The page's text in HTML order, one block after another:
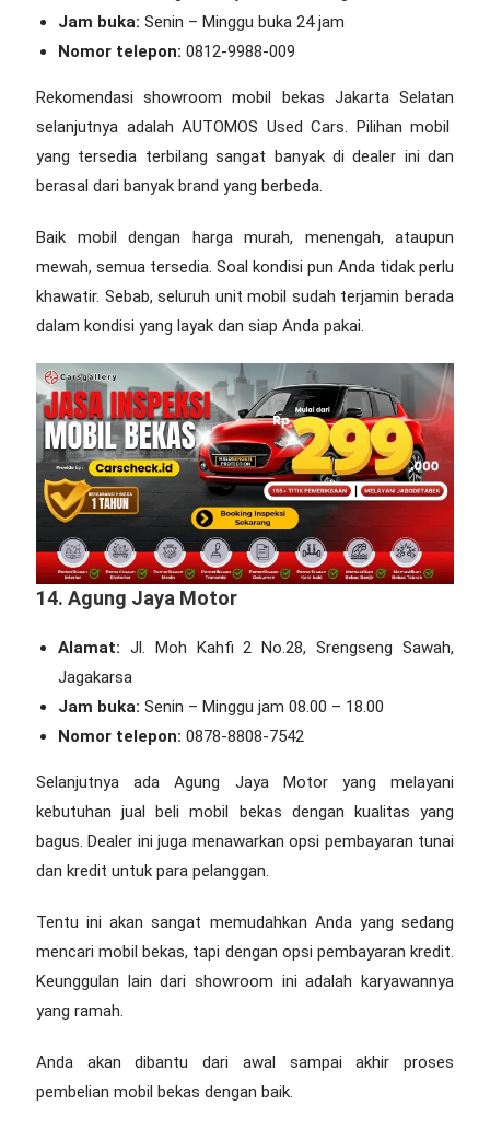
Jam buka: Senin – Minggu buka 24 jam
Nomor telepon: 0812-9988-009
Rekomendasi showroom mobil bekas Jakarta Selatan
selanjutnya adalah AUTOMOS Used Cars. Pilihan mobil
yang tersedia terbilang sangat banyak di dealer ini dan
berasal dari banyak brand yang berbeda.
Baik mobil dengan harga murah, menengah, ataupun
mewah, semua tersedia. Soal kondisi pun Anda tidak perlu
khawatir. Sebab, seluruh unit mobil sudah terjamin berada
dalam kondisi yang layak dan siap Anda pakai.
14. Agung Jaya Motor
Alamat: Jl. Moh Kahfi 2 No.28, Srengseng Sawah,
Jagakarsa
Jam buka: Senin – Minggu jam 08.00 – 18.00
Nomor telepon: 0878-8808-7542
Selanjutnya ada Agung Jaya Motor yang melayani
kebutuhan jual beli mobil bekas dengan kualitas yang
bagus. Dealer ini juga menawarkan opsi pembayaran tunai
dan kredit untuk para pelanggan.
Tentu ini akan sangat memudahkan Anda yang sedang
mencari mobil bekas, tapi dengan opsi pembayaran kredit.
Keunggulan lain dari showroom ini adalah karyawannya
yang ramah.
Anda akan dibantu dari awal sampai akhir proses
pembelian mobil bekas dengan baik.